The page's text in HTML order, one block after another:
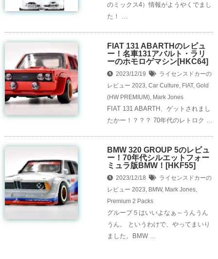
のミックス4）情報がようやくでまし
た！ …
FIAT 131 ABARTHのレビュ
ー！名車131アバルト・ラリ
ーのホモロゲマシン[HKC64]
2023/12/19
ライセンスドカーの
レビュー 2023, Car Culture, FIAT, Gold
(HW PREMIUM), Mark Jones
FIAT 131 ABARTH、ゲットされまし
たかー！？？？ 70年代のレトロク …
BMW 320 GROUP 5のレビュ
ー！70年代シルエットフォー
ミュラ版BMW！[HKF55]
2023/12/18
ライセンスドカーの
レビュー 2023, BMW, Mark Jones,
Premium 2 Packs
グループ５はいいよなぁ～うんうん
うん。 というわけで、やってまいり
ました。BMW …